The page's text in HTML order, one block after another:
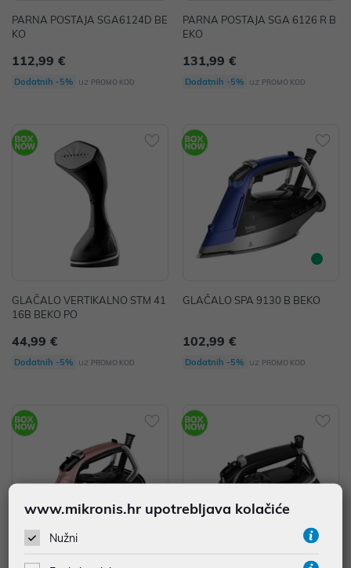
PARNA POSTAJA SGA6124D BE
KO
112,99 €
Dodatnih -5% uz PROMO KOD
PARNA POSTAJA SGA 6126 R B
EKO
131,99 €
Dodatnih -5% uz PROMO KOD
GLAČALO VERTIKALNO STM 41
16B BEKO PO
44,99 €
Dodatnih -5% uz PROMO KOD
GLAČALO SPA 9130 B BEKO
102,99 €
Dodatnih -5% uz PROMO KOD
www.mikronis.hr upotrebljava kolačiće
Nužni